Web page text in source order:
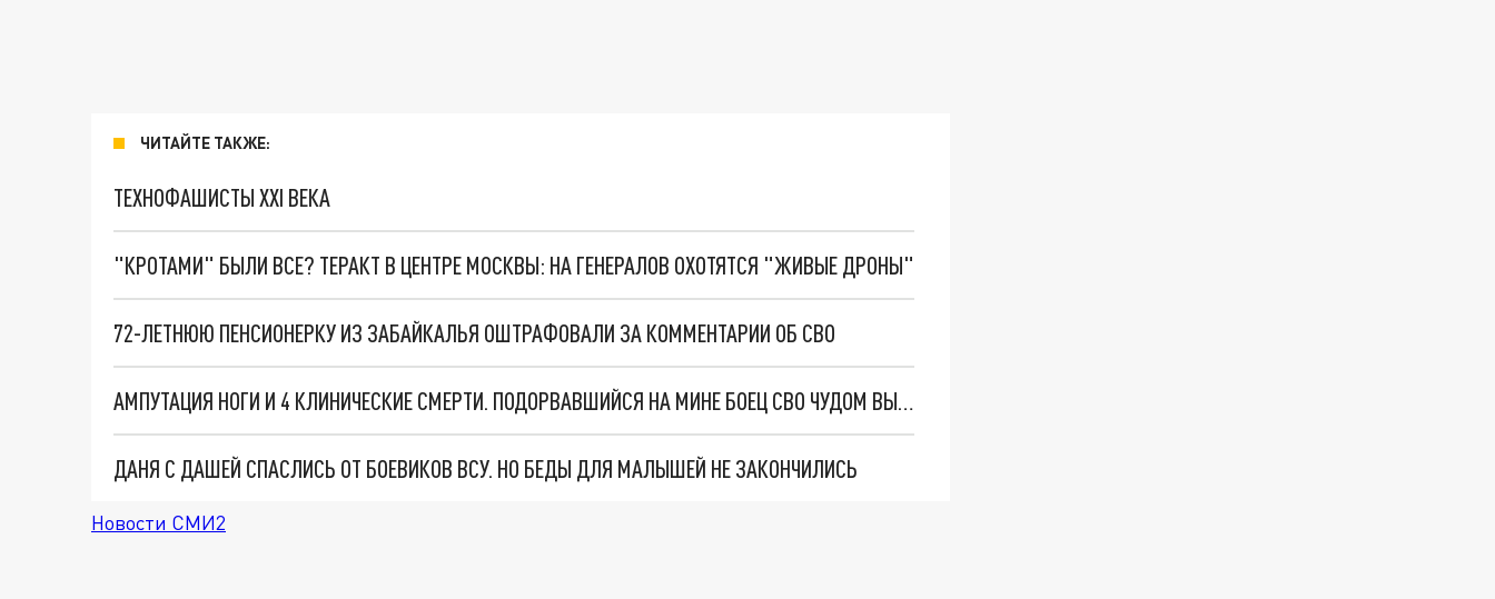
ЧИТАЙТЕ ТАКЖЕ:
ТЕХНОФАШИСТЫ XXI ВЕКА
"КРОТАМИ" БЫЛИ ВСЕ? ТЕРАКТ В ЦЕНТРЕ МОСКВЫ: НА ГЕНЕРАЛОВ ОХОТЯТСЯ "ЖИВЫЕ ДРОНЫ"
72-ЛЕТНЮЮ ПЕНСИОНЕРКУ ИЗ ЗАБАЙКАЛЬЯ ОШТРАФОВАЛИ ЗА КОММЕНТАРИИ ОБ СВО
АМПУТАЦИЯ НОГИ И 4 КЛИНИЧЕСКИЕ СМЕРТИ. ПОДОРВАВШИЙСЯ НА МИНЕ БОЕЦ СВО ЧУДОМ ВЫЖИЛ И ВЕРНУЛСЯ НА ФРОНТ
ДАНЯ С ДАШЕЙ СПАСЛИСЬ ОТ БОЕВИКОВ ВСУ. НО БЕДЫ ДЛЯ МАЛЫШЕЙ НЕ ЗАКОНЧИЛИСЬ
Новости СМИ2